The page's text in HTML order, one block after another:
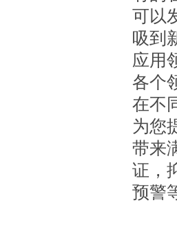
可以
吸到
应用
各个
在不
为您
带来
证，
预警